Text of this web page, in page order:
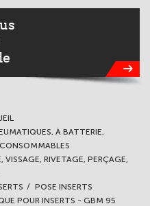
À BATTERIE,
VISSAGE, RIVETAGE, PERÇAGE,
POSE INSERTS
POUR INSERTS - GBM 95